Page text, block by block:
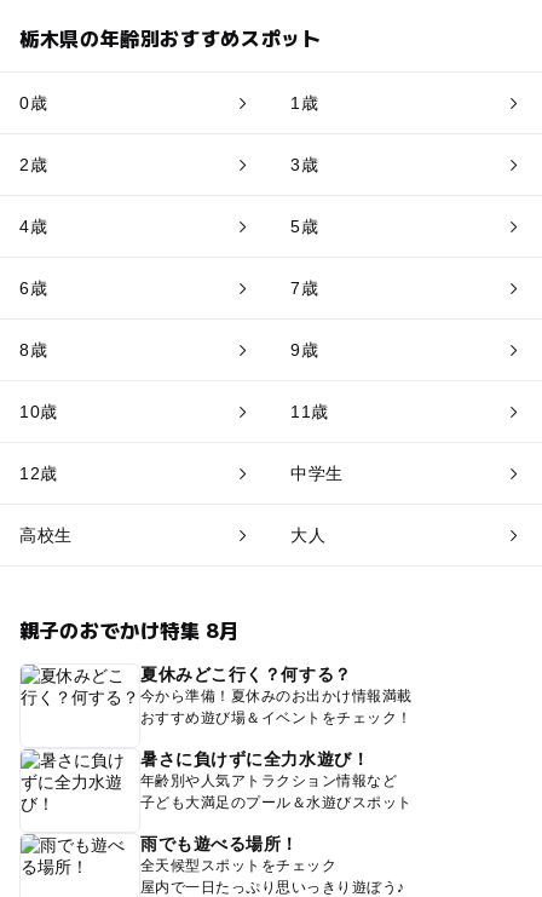
栃木県の年齢別おすすめスポット
0歳 1歳
2歳 3歳
4歳 5歳
6歳 7歳
8歳 9歳
10歳 11歳
12歳 中学生
高校生 大人
親子のおでかけ特集 8月
夏休みどこ行く？何する？
今から準備！夏休みのお出かけ情報満載
おすすめ遊び場＆イベントをチェック！
暑さに負けずに全力水遊び！
年齢別や人気アトラクション情報など
子ども大満足のプール＆水遊びスポット
雨でも遊べる場所！
全天候型スポットをチェック
屋内で一日たっぷり思いっきり遊ぼう♪